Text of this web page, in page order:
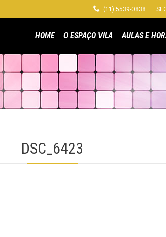
 (11) 5539-0838 ·
HOME O ESPAÇO VILA AULAS E
DSC_6423